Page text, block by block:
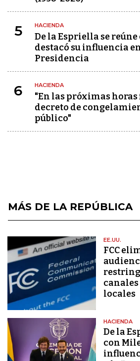
5 HACIENDA
De la Espriella se
destacó su influencia
Presidencia
6 HACIENDA
"En las próximas
decreto de
público"
MÁS DE LA REPÚBLICA
EE.UU.
FCC
locales
HACIENDA
De la
con